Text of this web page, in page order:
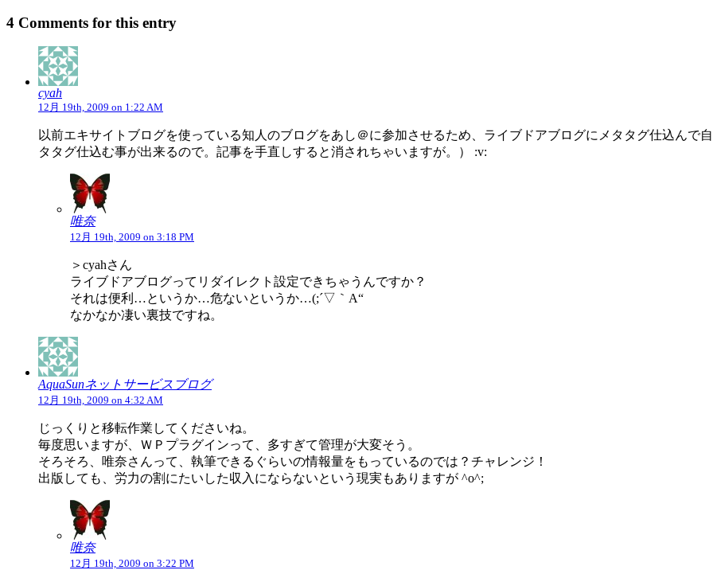
4 Comments for this entry
cyah
12月 19th, 2009 on 1:22 AM
以前エキサイトブログを使っている知人のブログをあし＠に参加させるため、ライブドアブログにメタタグ仕込んで
タタグ仕込む事が出来るので。記事を手直しすると消されちゃいますが。） :v:
唯奈
12月 19th, 2009 on 3:18 PM
＞cyahさん
ライブドアブログってリダイレクト設定できちゃうんですか？
それは便利…というか…危ないというか…(;´▽｀A“
なかなか凄い裏技ですね。
AquaSunネットサービスブログ
12月 19th, 2009 on 4:32 AM
じっくりと移転作業してくださいね。
毎度思いますが、ＷＰプラグインって、多すぎて管理が大変そう。
そろそろ、唯奈さんって、執筆できるぐらいの情報量をもっているのでは？チャレンジ！
出版しても、労力の割にたいした収入にならないという現実もありますが ^o^;
唯奈
12月 19th, 2009 on 3:22 PM